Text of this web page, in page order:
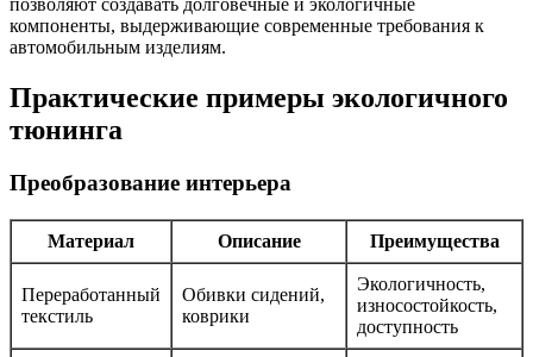
позволяют создавать долговечные и экологичные
компоненты, выдерживающие современные требования к
автомобильным изделиям.
Практические примеры экологичного
тюнинга
Преобразование интерьера
Материал Описание Преимущества
Переработанный
текстиль
Обивки сидений,
коврики
Экологичность,
износостойкость,
доступность